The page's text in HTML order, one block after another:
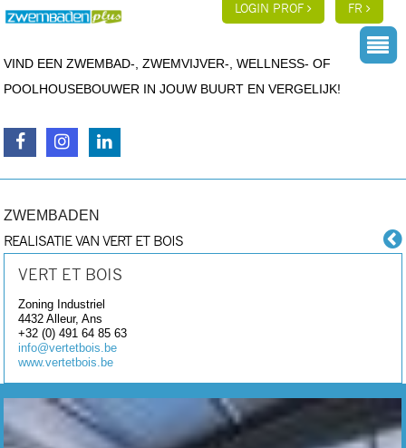
LOGIN PROF FR
VIND EEN ZWEMBAD-, ZWEMVIJVER-, WELLNESS- OF
POOLHOUSEBOUWER IN JOUW BUURT EN VERGELIJK!
ZWEMBADEN
REALISATIE VAN VERT ET BOIS
VERT ET BOIS
Zoning Industriel
4432 Alleur, Ans
+32 (0) 491 64 85 63
info@vertetbois.be
www.vertetbois.be